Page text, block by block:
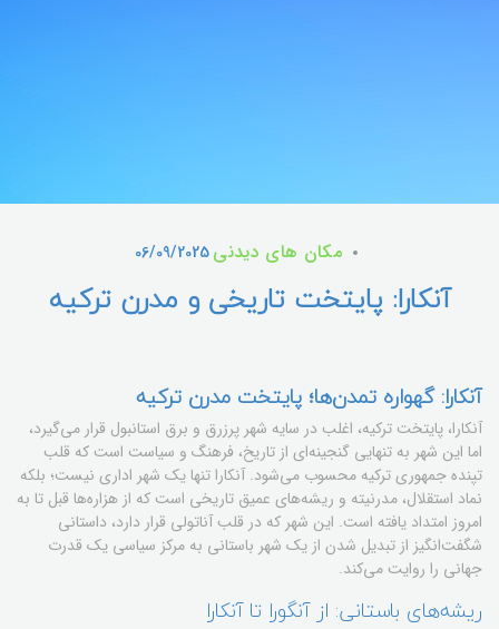
مکان های دیدنی06/09/2025
آنکارا: پایتخت تاریخی و مدرن ترکیه
آنکارا: گهواره تمدن‌ها؛ پایتخت مدرن ترکیه
آنکارا، پایتخت ترکیه، اغلب در سایه شهر پرزرق و برق استانبول قرار می‌گیرد،
اما این شهر به تنهایی گنجینه‌ای از تاریخ، فرهنگ و سیاست است که قلب
تپنده جمهوری ترکیه محسوب می‌شود. آنکارا تنها یک شهر اداری نیست؛ بلکه
نماد استقلال، مدرنیته و ریشه‌های عمیق تاریخی است که از هزاره‌ها قبل تا به
امروز امتداد یافته است. این شهر که در قلب آناتولی قرار دارد، داستانی
شگفت‌انگیز از تبدیل شدن از یک شهر باستانی به مرکز سیاسی یک قدرت
جهانی را روایت می‌کند.
ریشه‌های باستانی: از آنگورا تا آنکارا